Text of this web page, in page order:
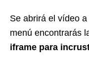
Se abrirá el vídeo
menú encontrarás
iframe para